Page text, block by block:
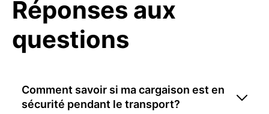
Réponses aux
questions
Comment savoir si ma cargaison est en
sécurité pendant le transport?